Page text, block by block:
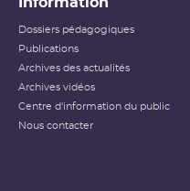
Dossiers pédagogiques
Publications
Archives des actualités
Archives vidéos
Centre d'information du public
Nous contacter